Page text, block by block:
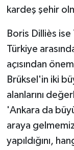
kardeş şehir
Boris Dilliès
Türkiye
açısından
Brüksel'in iki
alanlarını
'Ankara da
araya
yapıldığını,